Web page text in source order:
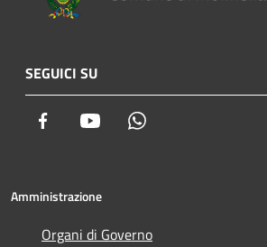
SEGUICI SU
Facebook Youtube
Amministrazione
Organi di Governo